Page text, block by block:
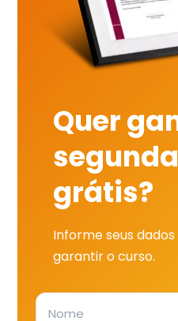
Quer
grátis?
Informe seus
garantir o curso.